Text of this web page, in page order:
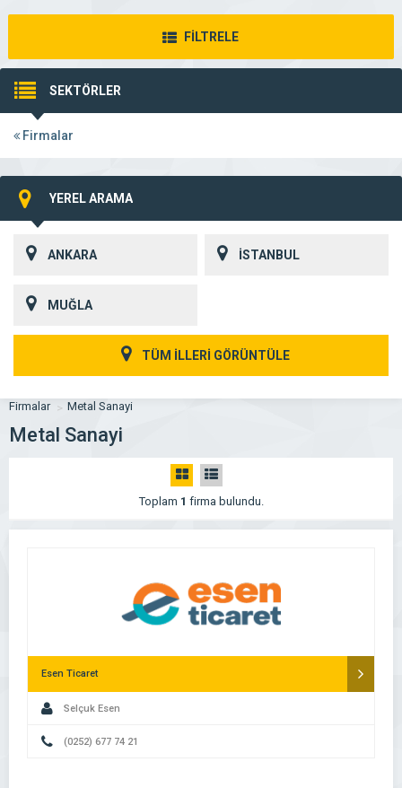
FİLTRELE
SEKTÖRLER
Firmalar
YEREL ARAMA
ANKARA İSTANBUL
MUĞLA
TÜM İLLERİ GÖRÜNTÜLE
Firmalar Metal Sanayi
Metal Sanayi
Toplam 1 firma bulundu.
Esen Ticaret
Selçuk Esen
(0252) 677 74 21